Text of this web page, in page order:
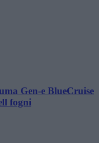
Gen-e BlueCruise
fogni